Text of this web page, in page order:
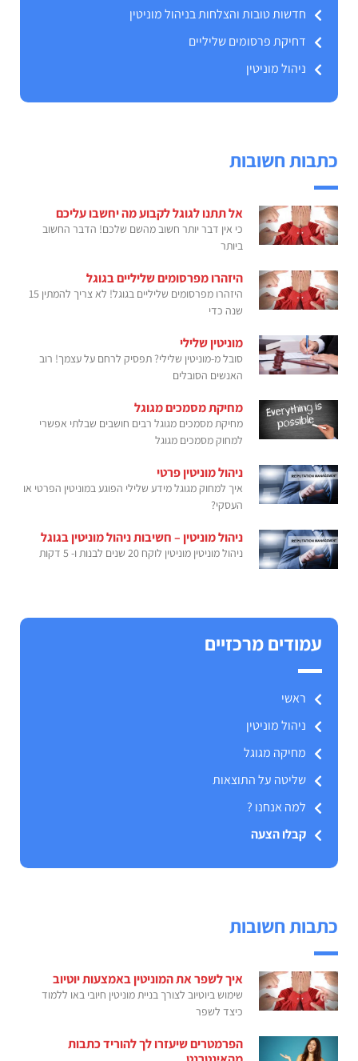
חדשות טובות והצלחות בניהול מוניטין
דחיקת פרסומים שליליים
ניהול מוניטין
כתבות חשובות
אל תתנו לגוגל לקבוע מה יחשבו עליכם
כי אין דבר יותר חשוב מהשם שלכם! הדבר החשוב
ביותר
היזהרו מפרסומים שליליים בגוגל
היזהרו מפרסומים שליליים בגוגל! לא צריך להמתין 15
שנה כדי
מוניטין שלילי
סובל מ-מוניטין שלילי? תפסיק לרחם על עצמך! רוב
האנשים הסובלים
מחיקת מסמכים מגוגל
מחיקת מסמכים מגוגל רבים חושבים שבלתי אפשרי
למחוק מסמכים מגוגל
ניהול מוניטין פרטי
איך למחוק מגוגל מידע שלילי הפוגע במוניטין הפרטי או
העסקי?
ניהול מוניטין – חשיבות ניהול מוניטין בגוגל
ניהול מוניטין מוניטין לוקח 20 שנים לבנות ו- 5 דקות
עמודים מרכזיים
ראשי
ניהול מוניטין
מחיקה מגוגל
שליטה על התוצאות
למה אנחנו ?
קבלו הצעה
כתבות חשובות
איך לשפר את המוניטין באמצעות יוטיוב
שימוש ביוטיוב לצורך בניית מוניטין חיובי באו ללמוד
כיצד לשפר
הפרמטרים שיעזרו לך להוריד כתבות